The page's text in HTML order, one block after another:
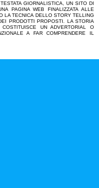
GIORNALISTICA, UN SITO DI
PAGINA WEB FINALIZZATA ALLE
LA TECNICA DELLO STORY TELLING
PRODOTTI PROPOSTI. LA STORIA
COSTITUISCE UN ADVERTORIAL O
A FAR COMPRENDERE IL